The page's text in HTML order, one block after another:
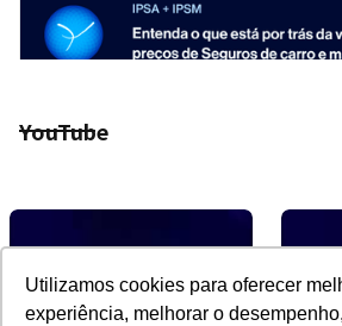
Utilizamos cookies para oferecer
experiência, melhorar o
YouTube